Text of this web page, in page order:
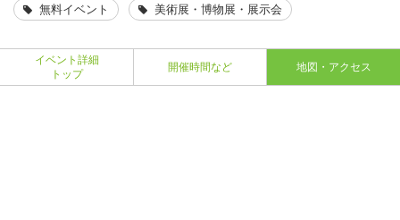
無料イベント 美術展・博物展・展示会
イベント詳細
トップ
開催時間など 地図・アクセス